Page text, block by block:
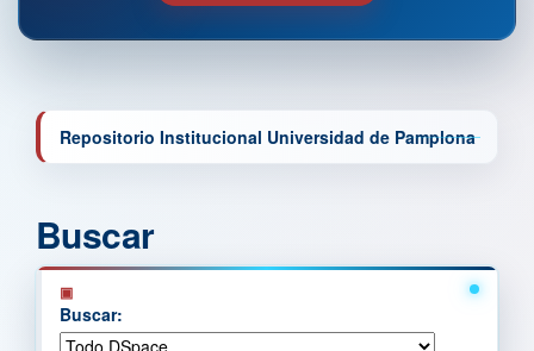
Repositorio Institucional Universidad de Pamplona
Buscar
Buscar: